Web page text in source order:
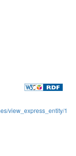
view_express_entity/1